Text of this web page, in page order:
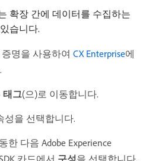
확장 간에 데이터를 수집하는
습니다.
증명을 사용하여 CX Enterprise에
태그(으)로 이동합니다.
성을 선택합니다.
한 다음 Adobe Experience
카드에서 구성​을 선택합니다.